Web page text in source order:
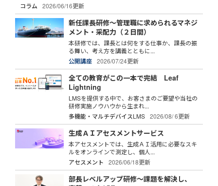
コラム
2026/06/16更新
新任課長研修～管理職に求められるマネジ
メント・采配力（２日間）
本研修では、課長とは何をする仕事か、課長の振
る舞い、考え方を講義とともに...
公開講座
2026/07/24更新
全ての教育がこの一本で完結 Leaf
Lightning
LMSを提供する中で、お客さまのご要望や当社の
研修実施ノウハウから生まれ...
多機能・マルチデバイスLMS
2026/08/ 6更新
生成ＡＩアセスメントサービス
本アセスメントでは、生成ＡＩ活用に必要なスキ
ルをオンラインで測定し、個人...
アセスメント
2026/06/18更新
部長レベルアップ研修～課題を解決し、